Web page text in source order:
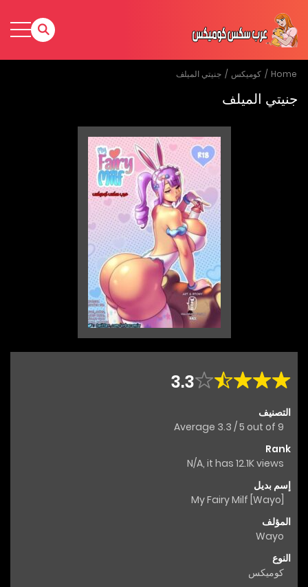
Home كوميكس جنيتي الميلف
جنيتي الميلف
3.3
التصنيف
Average 3.3 /5 out of 9
Rank
N/A, it has 12.1K views
إسم بديل
My Fairy Milf [Wayo]
المؤلف
Wayo
النوع
كوميكس